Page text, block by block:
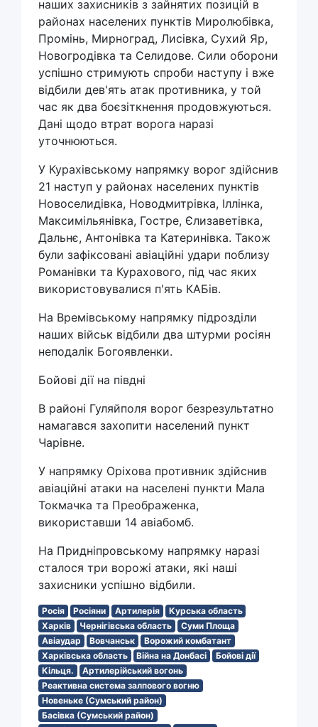
наших захисників з зайнятих позицій в
районах населених пунктів Миролюбівка,
Промінь, Мирноград, Лисівка, Сухий Яр,
Новогродівка та Селидове. Сили оборони
успішно стримують спроби наступу і вже
відбили дев'ять атак противника, у той
час як два боєзіткнення продовжуються.
Дані щодо втрат ворога наразі
уточнюються.
У Курахівському напрямку ворог здійснив
21 наступ у районах населених пунктів
Новоселидівка, Новодмитрівка, Іллінка,
Максимільянівка, Гостре, Єлизаветівка,
Дальнє, Антонівка та Катеринівка. Також
були зафіксовані авіаційні удари поблизу
Романівки та Курахового, під час яких
використовувалися п'ять КАБів.
На Времівському напрямку підрозділи
наших військ відбили два штурми росіян
неподалік Богоявленки.
Бойові дії на півдні
В районі Гуляйполя ворог безрезультатно
намагався захопити населений пункт
Чарівне.
У напрямку Оріхова противник здійснив
авіаційні атаки на населені пункти Мала
Токмачка та Преображенка,
використавши 14 авіабомб.
На Придніпровському напрямку наразі
сталося три ворожі атаки, які наші
захисники успішно відбили.
Росія Росіяни Артилерія
Курська область
Харків
Чернігівська область
Суми Площа
Авіаудар
Вовчанськ
Ворожий комбатант
Харківська область
Війна на Донбасі
Бойові дії
Кільця.
Артилерійський вогонь
Реактивна система залпового вогню
Новеньке (Сумський район)
Басівка (Сумський район)